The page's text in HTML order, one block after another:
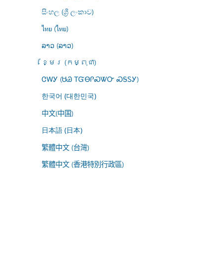
සිංහල (ශ්‍රී ලංකාව)
ไทย (ไทย)
ລາວ (ລາວ)
ខ្មែរ (កម្ពុជា)
ᏣᎳᎩ (ᏌᏊ ᎢᏳᎾᎵᏍᏔᏅ ᏍᎦᏚᎩ)
한국어 (대한민국)
中文(中国)
日本語 (日本)
繁體中文 (台灣)
繁體中文 (香港特別行政區)